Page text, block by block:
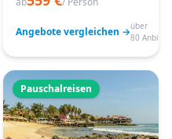
Angebote vergleichen →über
80
Pauschalreisen